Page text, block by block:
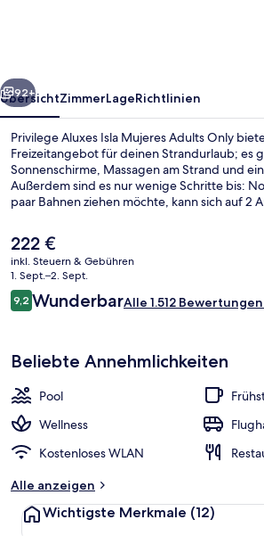
Weiter
92+
ÜbersichtZimmerLageRichtlinien
Privilege Aluxes Isla Mujeres Adults Only
Freizeitangebot für deinen Strandurlaub; es
Sonnenschirme, Massagen am Strand und
Außerdem sind es nur wenige Schritte bis:
paar Bahnen ziehen möchte, kann sich auf 2
Wellnessbereich mit Tiefengewebe-
Reflexologie verwöhnen lassen. Satay, eins
serviert asiatische Küche und ist zum
weitere Highlights bietet dieses Resort im
Bars/Lounges, eine Poolbar und einen
Reisende lieben das hilfsbereite Personal
Der
aktuelle
Preis
beträgt
222 €.
222 €
inkl. Steuern & Gebühren
1. Sept.–2. Sept.
Bewertungen
9,29,2 von 10.
WunderbarAlle 1.512
Beliebte Annehmlichkeiten
Pool
Wellness
Kostenloses WLAN
Alle anzeigen
Wichtigste Merkmale (12)